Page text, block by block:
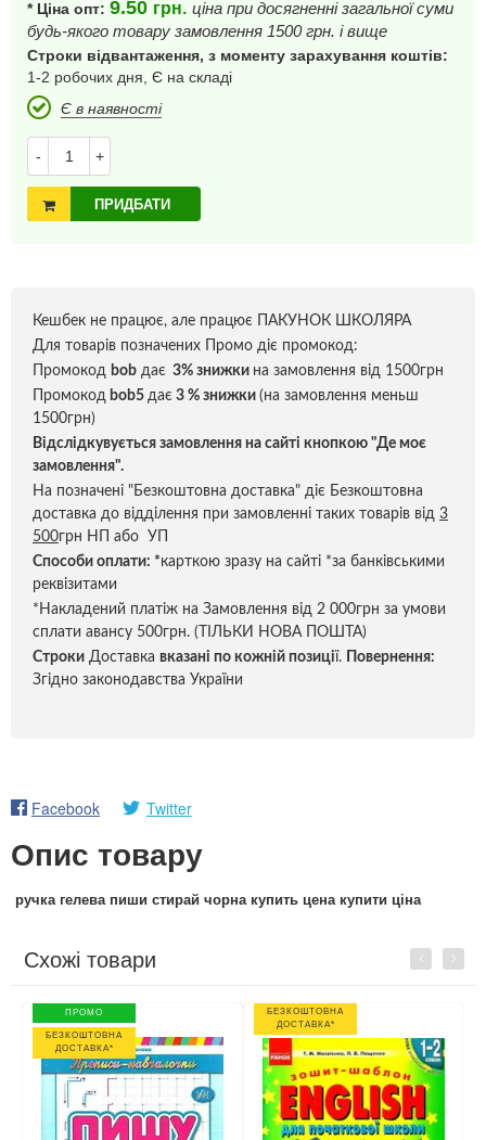
* Ціна опт: 9.50 грн. ціна при досягненні загальної суми
будь-якого товару замовлення 1500 грн. і вище
Строки відвантаження, з моменту зарахування коштів:
1-2 робочих дня, Є на складі
Є в наявності
- +
ПРИДБАТИ
Кешбек не працює, але працює ПАКУНОК ШКОЛЯРА
Для товарів позначених Промо діє промокод:
Промокод bob дає 3% знижки на замовлення від 1500грн
Промокод bob5 дає 3 % знижки (на замовлення меньш
1500грн)
Відслідкувується замовлення на сайті кнопкою "Де моє
замовлення".
На позначені "Безкоштовна доставка" діє Безкоштовна
доставка до відділення при замовленні таких товарів від 3
500грн НП або УП
Способи оплати: *карткою зразу на сайті *за банківськими
реквізитами
*Накладений платіж на Замовлення від 2 000грн за умови
сплати авансу 500грн. (ТІЛЬКИ НОВА ПОШТА)
Строки Доставка вказані по кожній позиції.
Повернення:
Згідно законодавства України
Facebook Twitter
Опис товару
ручка гелева пиши стирай чорна купить цена купити ціна
Схожі товари Previous
ПРОМО
БЕЗКОШТОВНА
ДОСТАВКА*
БЕЗКОШТОВНА
ДОСТАВКА*
Next